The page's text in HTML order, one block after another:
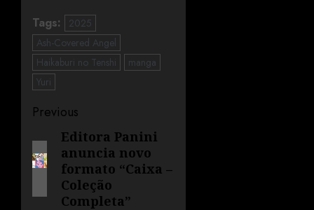
Tags:
2025
Ash-Covered Angel
Haikaburi no Tenshi
manga
Yuri
Previous
Editora Panini
anuncia novo
formato “Caixa –
Coleção
Completa”